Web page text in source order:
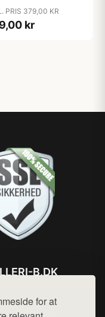
for at
PRIS 379,00 KR
kr
B.DK
hej@want.dk